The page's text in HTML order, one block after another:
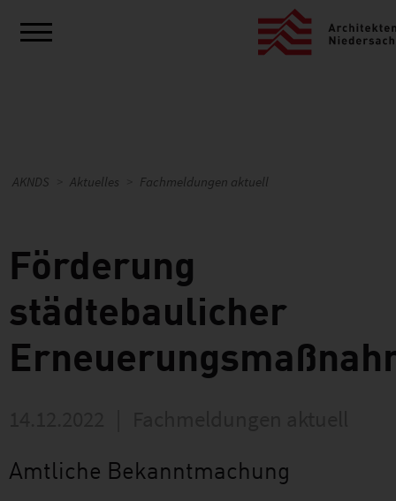
AKNDS Aktuelles Fachmeldungen aktuell
Förderung
städtebaulicher
Amtliche Bekanntmachung